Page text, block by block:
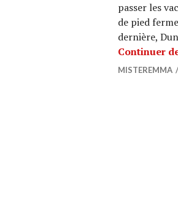
passer les
de pied
dernière,
Continuer
MISTEREMMA